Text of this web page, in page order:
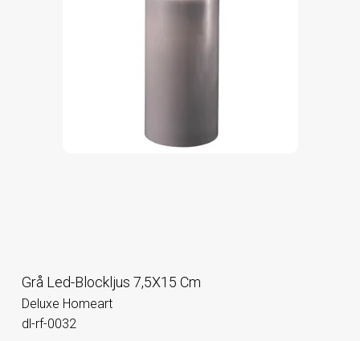
Grå Led-Blockljus 7,5X15 Cm
Deluxe Homeart
dl-rf-0032